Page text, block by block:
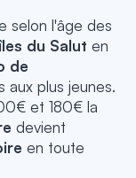
selon l'âge des
du Salut en
de
plus jeunes.
et 180€ la
devient
en toute